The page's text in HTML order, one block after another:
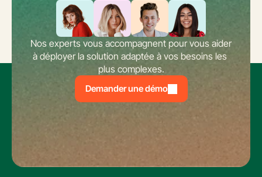
Nos experts vous accompagnent pour vous aider
à déployer la solution adaptée à vos besoins les
plus complexes.
Demander une démo